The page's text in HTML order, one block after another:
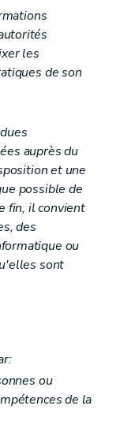
et finales
d'information
publique
durable
les
de son
auprès du
et une
possible de
fin, il convient
des
ou
sont
ou
de la